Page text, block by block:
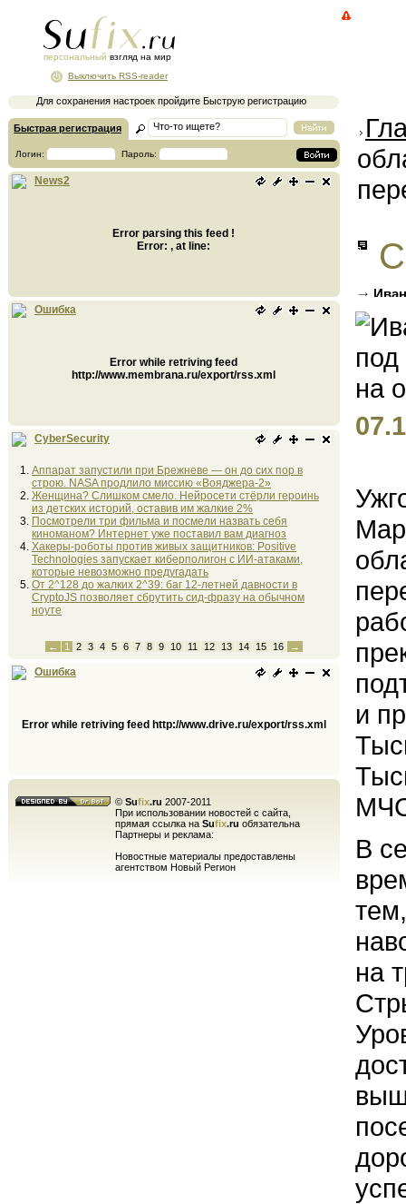
персональный взгляд на мир
Для сохранения настроек пройдите Быструю регистрацию
Выключить RSS-reader
Быстрая регистрация
Логин: Пароль:
News2
Error parsing this feed !
Error: , at line:
Ошибка
Error while retriving feed
http://www.membrana.ru/export/rss.xml
CyberSecurity
Аппарат запустили при Брежневе — он до сих пор в
строю. NASA продлило миссию «Вояджера-2»
Женщина? Слишком смело. Нейросети стёрли героинь
из детских историй, оставив им жалкие 2%
Посмотрели три фильма и посмели назвать себя
киноманом? Интернет уже поставил вам диагноз
Хакеры-роботы против живых защитников: Positive
Technologies запускает киберполигон с ИИ-атаками,
которые невозможно предугадать
От 2^128 до жалких 2^39: баг 12-летней давности в
CryptoJS позволяет сбрутить сид-фразу на обычном
ноуте
← 1 2 3 4 5 6 7 8 9 10 11 12 13 14 15 16 →
Ошибка
Error while retriving feed http://www.drive.ru/export/rss.xml
© Sufix.ru 2007-2011
При использовании новостей с сайта,
прямая ссылка на Sufix.ru обязательна
Партнеры и реклама:
Новостные материалы предоставлены
агентством Новый Регион
на
и
В
на